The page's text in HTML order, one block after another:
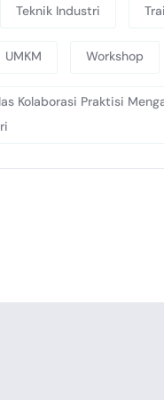
Teknik Industri
UMKM Workshop
Kolaborasi Praktisi